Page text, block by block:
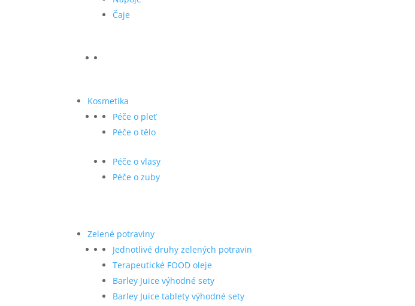
Čaje
Kosmetika
Péče o pleť
Péče o tělo
Péče o vlasy
Péče o zuby
Zelené potraviny
Jednotlivé druhy zelených potravin
Terapeutické FOOD oleje
Barley Juice výhodné sety
Barley Juice tablety výhodné sety